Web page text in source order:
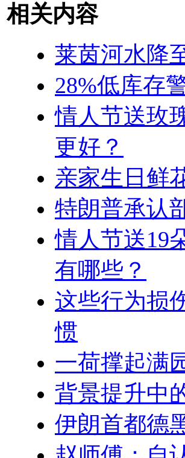
相关内容
莱茵河水降
28%低库存
情人节送玫
更好？
亲家生日鲜
特朗普承认
情人节送19
有哪些？
这些行为损
惯
一荷撑起满
背景提升中
伊朗首都德